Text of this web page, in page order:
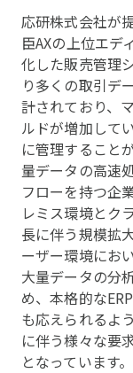
応研株式会社が
臣AXの上位エデ
化した販売管理
り多くの取引デ
計されており、
ルドが増加して
に管理すること
量データの高速
フローを持つ企
レミス環境とク
長に伴う規模拡
ーザー環境にお
大量データの分
め、本格的な
も応えられるよ
に伴う様々な要
となっています。